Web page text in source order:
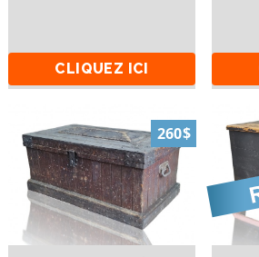
CLIQUEZ ICI
260$